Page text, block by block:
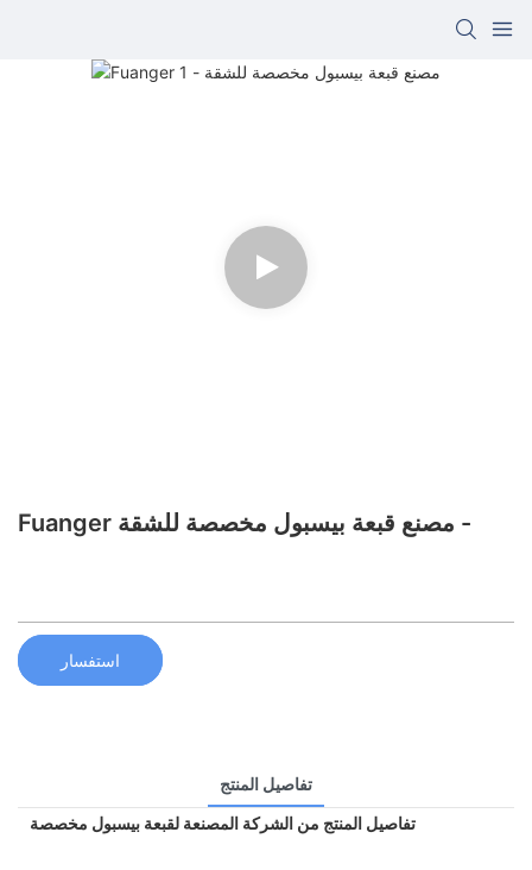
Fuanger مصنع قبعة بيسبول مخصصة للشقة -
استفسار
تفاصيل المنتج
تفاصيل المنتج من الشركة المصنعة لقبعة بيسبول مخصصة